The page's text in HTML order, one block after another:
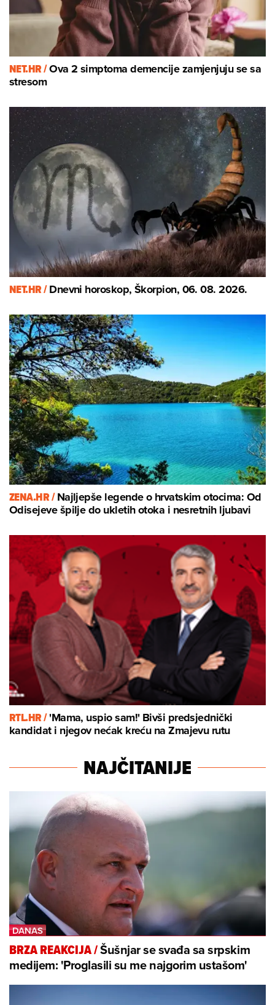
NET.HR /Ova 2 simptoma demencije zamjenjuju se sa
stresom
NET.HR /Dnevni horoskop, Škorpion, 06. 08. 2026.
ZENA.HR /Najljepše legende o hrvatskim otocima: Od
Odisejeve špilje do ukletih otoka i nesretnih ljubavi
RTL.HR /'Mama, uspio sam!' Bivši predsjednički
kandidat i njegov nećak kreću na Zmajevu rutu
NAJČITANIJE
BRZA REAKCIJA/Šušnjar se svađa sa srpskim
medijem: 'Proglasili su me najgorim ustašom'